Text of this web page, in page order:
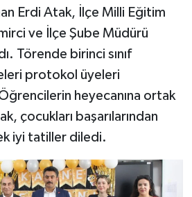
Erdi Atak, İlçe Milli Eğitim
ve İlçe Şube Müdürü
Törende birinci sınıf
protokol üyeleri
heyecanına ortak
çocukları başarılarından
iyi tatiller diledi.